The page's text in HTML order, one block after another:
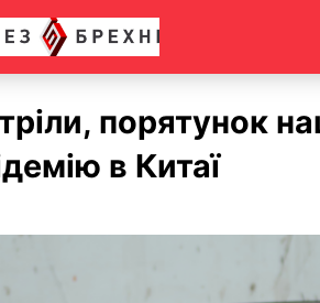
порятунок
в Китаї